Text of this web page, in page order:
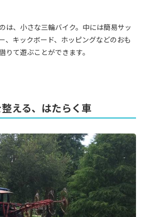
は、小さな三輪バイク。中には簡易サッ
、キックボード、ホッピングなどのおも
りて遊ぶことができます。
える、はたらく車